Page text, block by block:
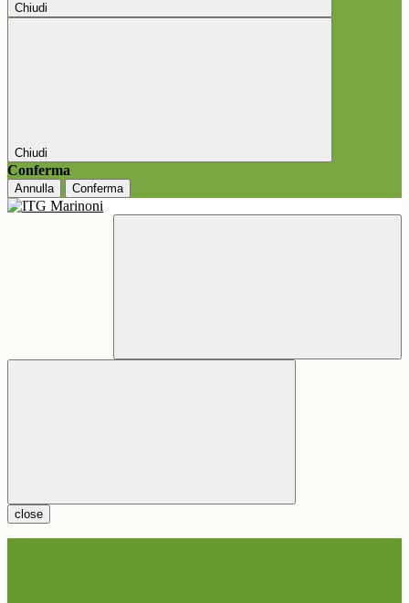
Chiudi
Chiudi
Conferma
Annulla Conferma
close